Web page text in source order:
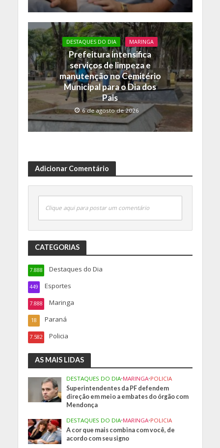
DESTAQUES DO DIA MARINGA
Prefeitura intensifica
serviços de limpeza e
manutenção no Cemitério
Municipal para o Dia dos
Pais
6 de agosto de 2026
Adicionar Comentário
Clique aqui para postar um comentário
CATEGORIAS
Destaques do Dia
7.888
Esportes
449
Maringa
7.888
Paraná
18
Policia
7.582
AS MAIS LIDAS
DESTAQUES DO DIA•MARINGA•POLICIA
Superintendentes da PF defendem
direção em meio a embates do órgão com
Mendonça
DESTAQUES DO DIA•MARINGA•POLICIA
A cor que mais combina com você, de
acordo com seu signo